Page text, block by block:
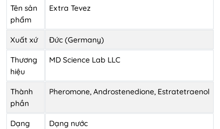
Tên sản
phẩm
Extra Tevez
Xuất xứ Đức (Germany)
Thương
hiệu
MD Science Lab LLC
Thành
phần
Pheromone, Androstenedione, Estratetraenol
Dạng
Dạng nước